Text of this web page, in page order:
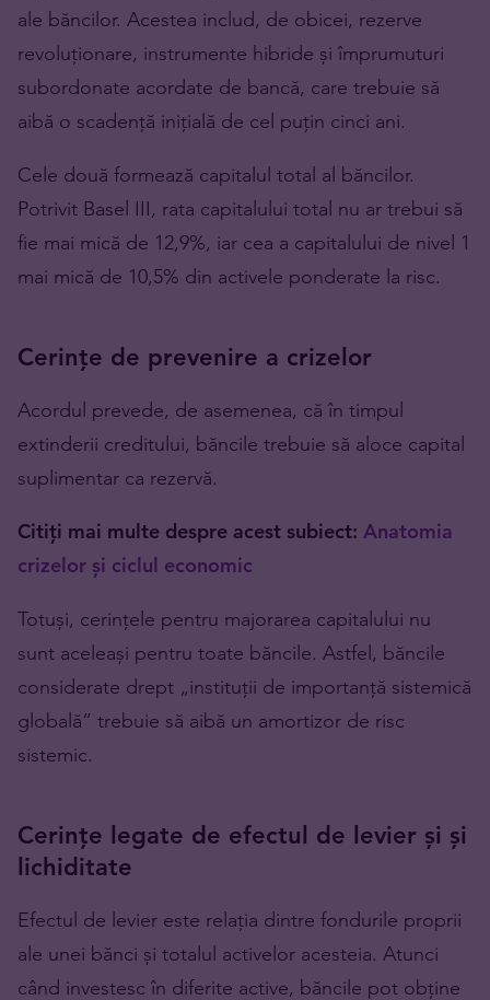
ale băncilor. Acestea includ, de obicei, rezerve
revoluționare, instrumente hibride și împrumuturi
subordonate acordate de bancă, care trebuie să
aibă o scadență inițială de cel puțin cinci ani.
Cele două formează capitalul total al băncilor.
Potrivit Basel III, rata capitalului total nu ar trebui să
fie mai mică de 12,9%, iar cea a capitalului de nivel 1
mai mică de 10,5% din activele ponderate la risc.
Cerințe de prevenire a crizelor
Acordul prevede, de asemenea, că în timpul
extinderii creditului, băncile trebuie să aloce capital
suplimentar ca rezervă.
Citiți mai multe despre acest subiect: Anatomia
crizelor și ciclul economic
Totuși, cerințele pentru majorarea capitalului nu
sunt aceleași pentru toate băncile. Astfel, băncile
considerate drept „instituții de importanță sistemică
globală” trebuie să aibă un amortizor de risc
sistemic.
Cerințe legate de efectul de levier și și
lichiditate
Efectul de levier este relația dintre fondurile proprii
ale unei bănci și totalul activelor acesteia. Atunci
când investesc în diferite active, băncile pot obține